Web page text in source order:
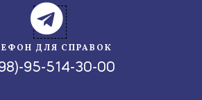
ДЛЯ СПРАВОК
95-514-30-00